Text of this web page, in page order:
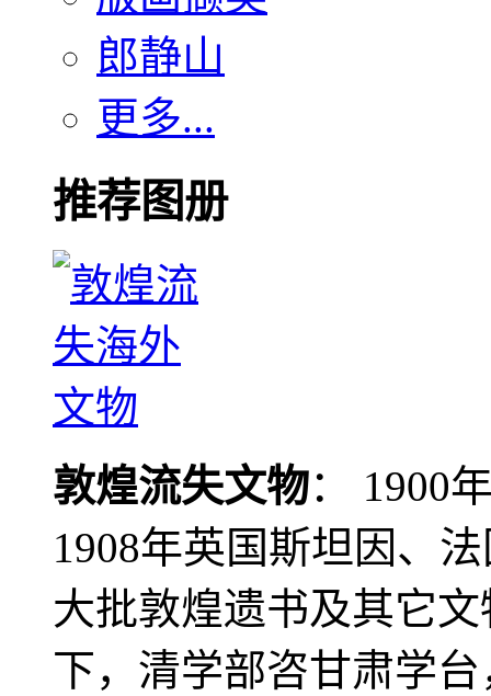
郎静山
更多...
推荐图册
敦煌流失文物： 1900
1908年英国斯坦因、
大批敦煌遗书及其它
下，清学部咨甘肃学